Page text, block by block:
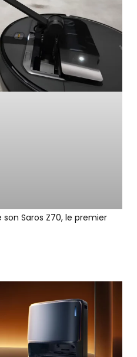
son Saros Z70, le premier